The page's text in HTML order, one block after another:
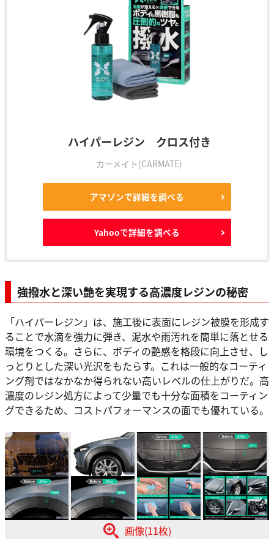
ハイパーレジン クロス付き
カーメイト(CARMATE)
アマゾンで詳細を調べる
Yahooで詳細を調べる
強撥水と深い艶を実現する高濃度レジンの秘密
「ハイパーレジン」は、施工後に表面にレジン被膜を形成す
ることで水滴を強力に弾き、泥水や雨汚れを簡単に落とせる
環境をつくる。さらに、ボディの艶感を格段に向上させ、し
っとりとした深い光沢をもたらす。これは一般的なコーティ
ング剤ではなかなか得られない高いレベルの仕上がりだ。高
濃度のレジン処方によって少量でも十分な面積をコーティン
グできるため、コストパフォーマンスの面でも優れている。
画像(11枚)